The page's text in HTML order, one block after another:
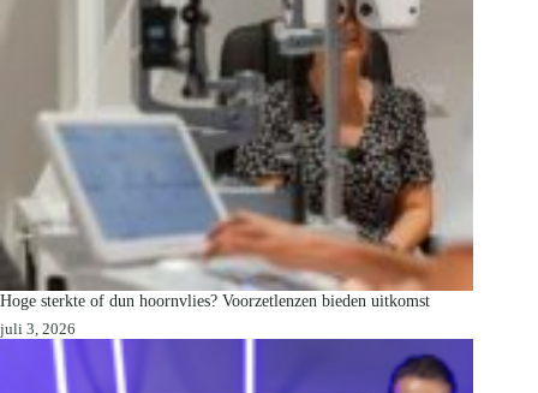
Hoge sterkte of dun hoornvlies? Voorzetlenzen bieden uitkomst
juli 3, 2026